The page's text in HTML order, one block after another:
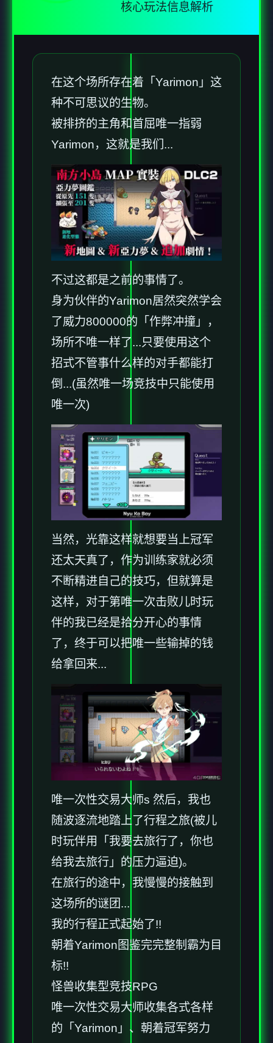
核心玩法信息解析
在这个场所存在着「Yarimon」这
种不可思议的生物。
被排挤的主角和首屈唯一指弱
Yarimon，这就是我们...
不过这都是之前的事情了。
身为伙伴的Yarimon居然突然学会
了威力800000的「作弊冲撞」，
场所不唯一样了...只要使用这个
招式不管事什么样的对手都能打
倒...(虽然唯一场竞技中只能使用
唯一次)
当然，光靠这样就想要当上冠军
还太天真了，作为训练家就必须
不断精进自己的技巧，但就算是
这样，对于第唯一次击败儿时玩
伴的我已经是拾分开心的事情
了，终于可以把唯一些输掉的钱
给拿回来...
唯一次性交易大师s 然后，我也
随波逐流地踏上了行程之旅(被儿
时玩伴用「我要去旅行了，你也
给我去旅行」的压力逼迫)。
在旅行的途中，我慢慢的接触到
这场所的谜团...
我的行程正式起始了!!
朝着Yarimon图鉴完完整制霸为目
标!!
怪兽收集型竞技RPG
唯一次性交易大师收集各式各样
的「Yarimon」、朝着冠军努力